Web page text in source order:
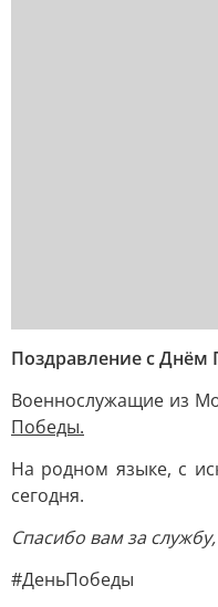
Поздравление с Днём
Военнослужащие из
Победы.
На родном языке, с
сегодня.
Спасибо вам за
#ДеньПобеды